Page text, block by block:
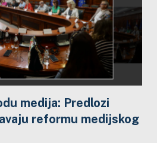
medija: Predlozi
reformu medijskog